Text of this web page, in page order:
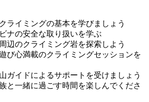
ライミングの基本を学びましょう
ナの安全な取り扱いを学ぶ
辺のクライミング岩を探索しよう
び心満載のクライミングセッションを
ガイドによるサポートを受けましょう
と一緒に過ごす時間を楽しんでくださ